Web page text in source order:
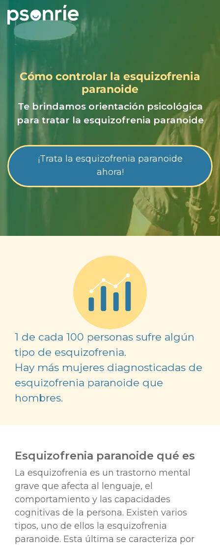
Cómo controlar la esquizofrenia
paranoide
Te brindamos orientación psicológica
para tratar la esquizofrenia paranoide
¡Trata la esquizofrenia paranoide
ahora!
1 de cada 100 personas sufre algún
tipo de esquizofrenia.
Hay más mujeres diagnosticadas de
esquizofrenia paranoide que
hombres.
Esquizofrenia paranoide qué es
La esquizofrenia es un trastorno mental
grave que afecta al lenguaje, el
comportamiento y las capacidades
cognitivas de la persona. Existen varios
tipos, uno de ellos la esquizofrenia
paranoide. Esta última se caracteriza por